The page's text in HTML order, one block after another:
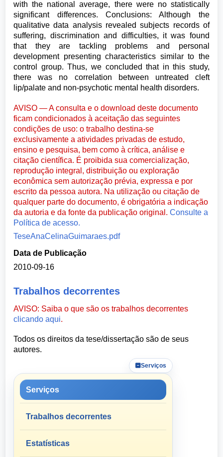
with the national average, there were no statistically
significant differences. Conclusions: Although the
qualitative data analysis revealed subjects records of
suffering, discrimination and difficulties, it was found
that they are tackling problems and personal
development presenting characteristics similar to the
control group. Thus, we concluded that in this study,
there was no correlation between untreated cleft
lip/palate and non-psychotic mental health disorders.
AVISO — A consulta e o download deste documento
ficam condicionados à aceitação das seguintes
condições de uso: o trabalho destina-se
exclusivamente a atividades privadas de estudo,
ensino e pesquisa, bem como à crítica, análise e
citação científica. É proibida sua comercialização,
reprodução integral, distribuição ou exploração
econômica sem autorização prévia, expressa e por
escrito da pessoa autora. Na utilização ou citação de
qualquer parte do documento, é obrigatória a indicação
da autoria e da fonte da publicação original.Consulte a
Política de acesso.
TeseAnaCelinaGuimaraes.pdf
Data de Publicação
2010-09-16
Trabalhos decorrentes
AVISO: Saiba o que são os trabalhos decorrentes
clicando aqui.
Todos os direitos da tese/dissertação são de seus
autores.
Serviços
Serviços
Trabalhos decorrentes
Estatísticas